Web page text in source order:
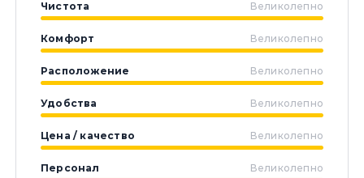
Чистота Великолепно
Комфорт Великолепно
Расположение Великолепно
Удобства Великолепно
Цена / качество Великолепно
Персонал Великолепно